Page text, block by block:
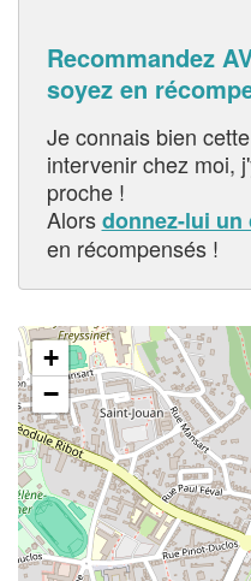
Recommandez
soyez en
Je connais bien
intervenir chez moi,
proche !
Alorsdonnez-lui un
en récompensés !
+
−